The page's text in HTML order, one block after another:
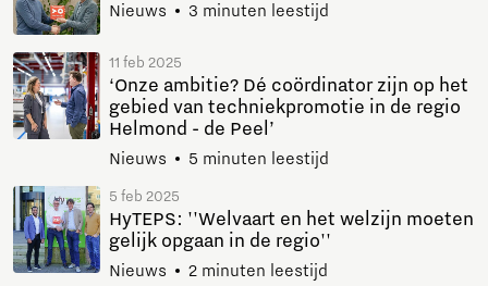
Nieuws 3 minuten leestijd
11 feb 2025
‘Onze ambitie? Dé coördinator zijn op het
gebied van techniekpromotie in de regio
Helmond - de Peel’
Nieuws 5 minuten leestijd
5 feb 2025
HyTEPS: ''Welvaart en het welzijn moeten
gelijk opgaan in de regio''
Nieuws 2 minuten leestijd